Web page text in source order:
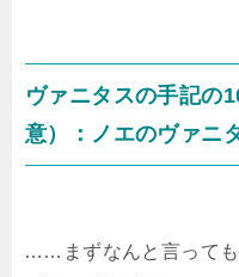
ヴァニタスの手記の
意）：ノエのヴァニ
……まずなんと言っても